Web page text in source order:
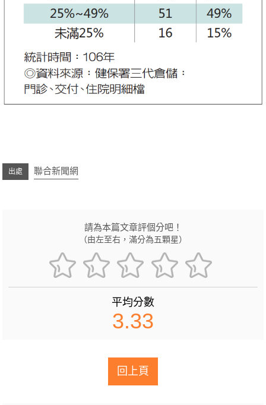
聯合新聞網
請為本篇文章評個分吧！
（由左至右，滿分為五顆星）
平均分數
3.33
回上頁